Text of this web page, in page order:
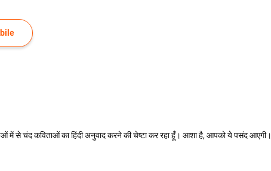
में से चंद कविताओं का हिंदी अनुवाद करने की चेष्टा कर रहा हूँ। आशा है, आपको ये पसंद आएगी।